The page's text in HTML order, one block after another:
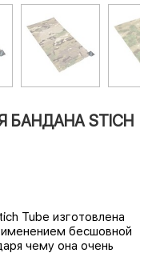
STICH
Tube изготовлена
бесшовной
чему она очень